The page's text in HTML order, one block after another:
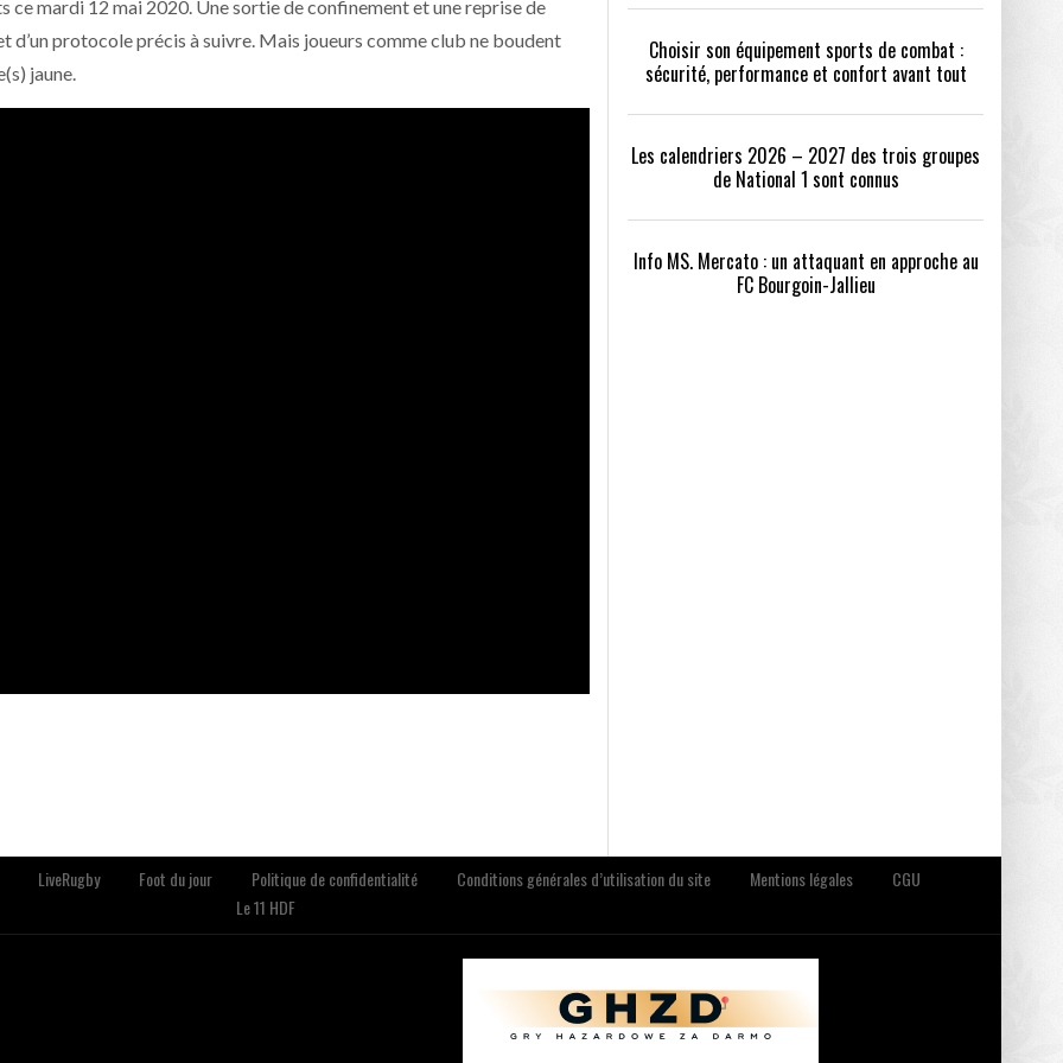
ce mardi 12 mai 2020. Une sortie de confinement et une reprise de
d’un protocole précis à suivre. Mais joueurs comme club ne boudent
jaune.
Choisir son équipement sports de combat :
sécurité, performance et confort avant tout
Les calendriers 2026 – 2027 des trois groupes
de National 1 sont connus
Info MS. Mercato : un attaquant en approche au
FC Bourgoin-Jallieu
LiveRugby Foot du jour Politique de confidentialité Conditions générales d’utilisation du site Mentions légales
CGU
Le 11 HDF